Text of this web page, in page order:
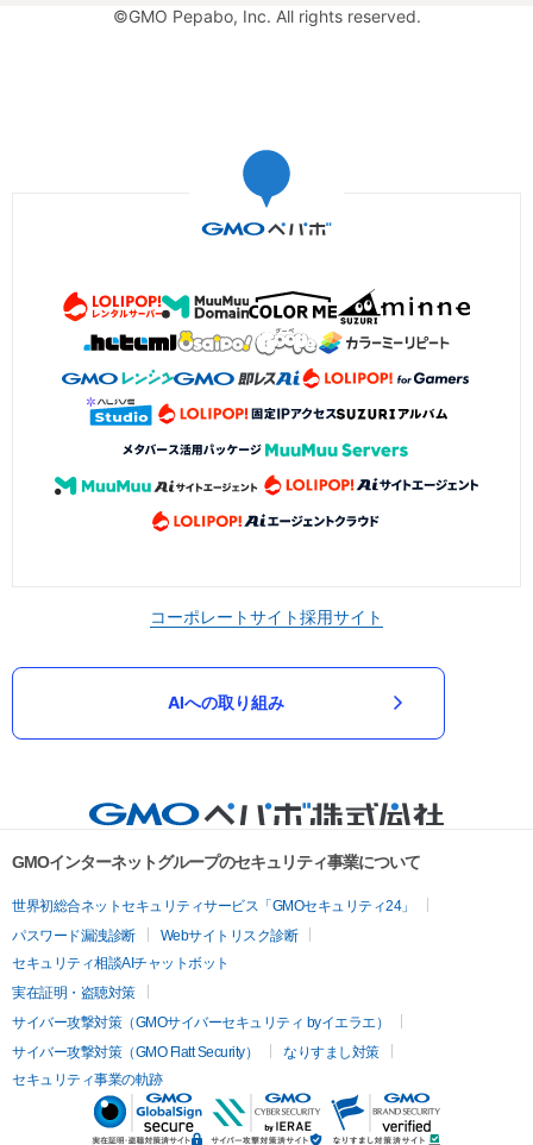
©GMO Pepabo, Inc. All rights reserved.
コーポレートサイト採用サイト
AIへの取り組み
GMOインターネットグループのセキュリティ事業について
世界初総合ネットセキュリティサービス「GMOセキュリティ24」
パスワード漏洩診断
Webサイトリスク診断
セキュリティ相談AIチャットボット
実在証明・盗聴対策
サイバー攻撃対策（GMOサイバーセキュリティ byイエラエ）
サイバー攻撃対策（GMO Flatt Security）
なりすまし対策
セキュリティ事業の軌跡